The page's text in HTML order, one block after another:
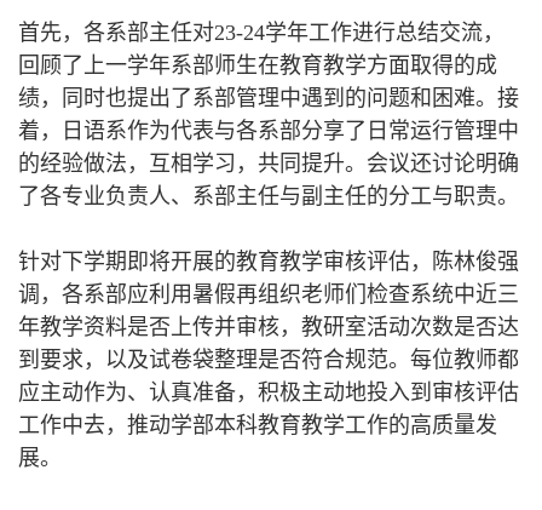
首先，各系部主任对23-24学年工作进行总结交流，
回顾了上一学年系部师生在教育教学方面取得的成
绩，同时也提出了系部管理中遇到的问题和困难。接
着，日语系作为代表与各系部分享了日常运行管理中
的经验做法，互相学习，共同提升。会议还讨论明确
了各专业负责人、系部主任与副主任的分工与职责。
针对下学期即将开展的教育教学审核评估，陈林俊强
调，各系部应利用暑假再组织老师们检查系统中近三
年教学资料是否上传并审核，教研室活动次数是否达
到要求，以及试卷袋整理是否符合规范。每位教师都
应主动作为、认真准备，积极主动地投入到审核评估
工作中去，推动学部本科教育教学工作的高质量发
展。